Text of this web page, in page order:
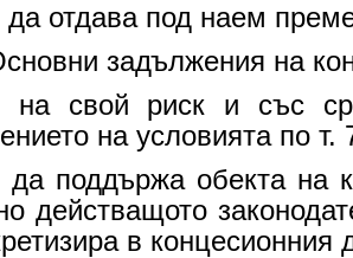
да отдава под наем
задължения на
на свой риск и със
на условията по т.
да поддържа обекта на
действащото
в концесионния